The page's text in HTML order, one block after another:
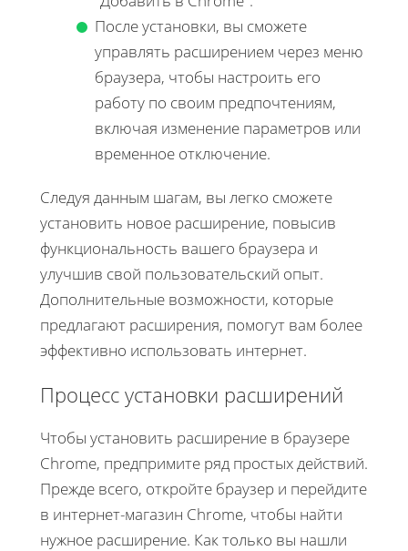
После установки, вы сможете
управлять расширением через меню
браузера, чтобы настроить его
работу по своим предпочтениям,
включая изменение параметров или
временное отключение.
Следуя данным шагам, вы легко сможете
установить новое расширение, повысив
функциональность вашего браузера и
улучшив свой пользовательский опыт.
Дополнительные возможности, которые
предлагают расширения, помогут вам более
эффективно использовать интернет.
Процесс установки расширений
Чтобы установить расширение в браузере
Chrome, предпримите ряд простых действий.
Прежде всего, откройте браузер и перейдите
в интернет-магазин Chrome, чтобы найти
нужное расширение. Как только вы нашли